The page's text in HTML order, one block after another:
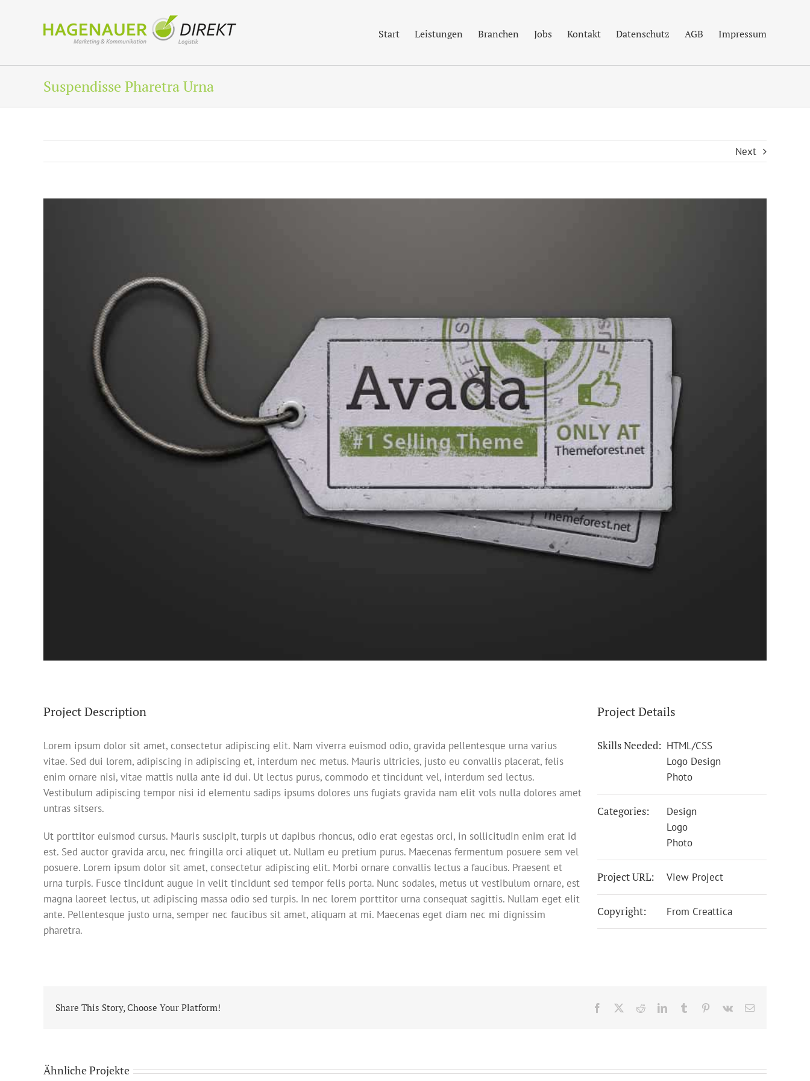
Start Leistungen Branchen Jobs Kontakt Datenschutz AGB Impressum
Suspendisse Pharetra Urna
Next
Project Description
Lorem ipsum dolor sit amet, consectetur adipiscing elit. Nam viverra euismod odio, gravida pellentesque urna varius
vitae. Sed dui lorem, adipiscing in adipiscing et, interdum nec metus. Mauris ultricies, justo eu convallis placerat, felis
enim ornare nisi, vitae mattis nulla ante id dui. Ut lectus purus, commodo et tincidunt vel, interdum sed lectus.
Vestibulum adipiscing tempor nisi id elementu sadips ipsums dolores uns fugiats gravida nam elit vols nulla dolores amet
untras sitsers.
Ut porttitor euismod cursus. Mauris suscipit, turpis ut dapibus rhoncus, odio erat egestas orci, in sollicitudin enim erat id
est. Sed auctor gravida arcu, nec fringilla orci aliquet ut. Nullam eu pretium purus. Maecenas fermentum posuere sem vel
posuere. Lorem ipsum dolor sit amet, consectetur adipiscing elit. Morbi ornare convallis lectus a faucibus. Praesent et
urna turpis. Fusce tincidunt augue in velit tincidunt sed tempor felis porta. Nunc sodales, metus ut vestibulum ornare, est
magna laoreet lectus, ut adipiscing massa odio sed turpis. In nec lorem porttitor urna consequat sagittis. Nullam eget elit
ante. Pellentesque justo urna, semper nec faucibus sit amet, aliquam at mi. Maecenas eget diam nec mi dignissim
pharetra.
Project Details
Skills Needed: HTML/CSS
Logo Design
Photo
Categories:
Design
Logo
Photo
Project URL: View Project
Copyright: From Creattica
Share This Story, Choose Your Platform! Facebook RedditLinkedInTumblr Pinterest
Vk
E-
Ähnliche Projekte